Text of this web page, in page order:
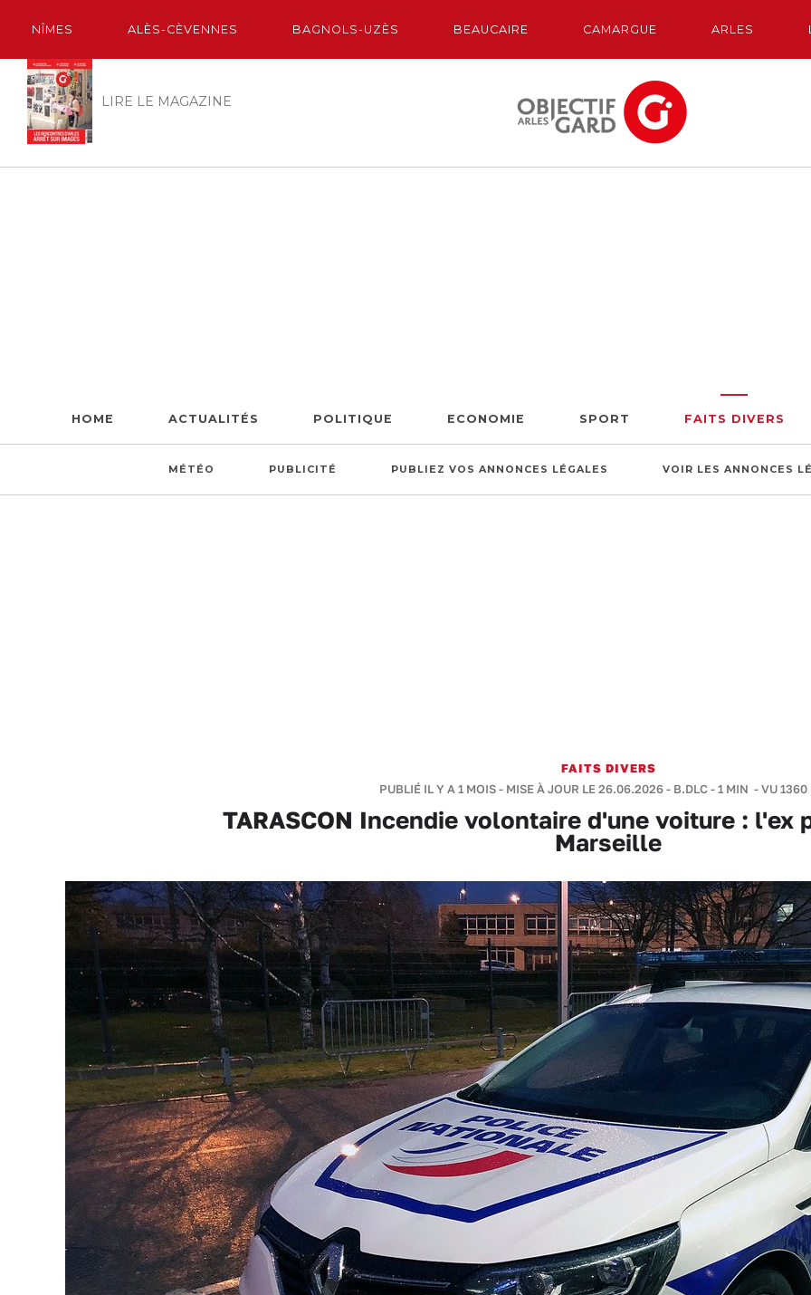
NÎMES ALÈS-CÈVENNES BAGNOLS-UZÈS BEAUCAIRE CAMARGUE ARLES
LIRE LE MAGAZINE
HOME ACTUALITÉS POLITIQUE ECONOMIE SPORT FAITS DIVERS
MÉTÉO PUBLICITÉ PUBLIEZ VOS ANNONCES LÉGALES VOIR LES ANNONCES
FAITS DIVERS
PUBLIÉ IL Y A 1 MOIS - MISE À JOUR LE 26.06.2026 - B.DLC-1 MIN - VU 1360
TARASCON Incendie volontaire d'une voiture : l'ex
Marseille